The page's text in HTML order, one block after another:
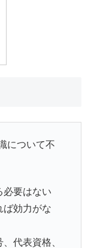
について不
必要はない
ば効力がな
代表資格、